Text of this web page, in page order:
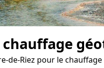
de-Riez pour le